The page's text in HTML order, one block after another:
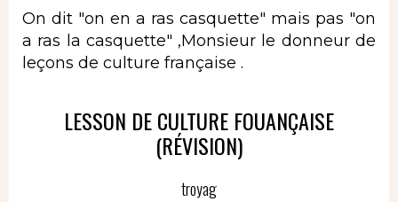
On dit "on en a ras casquette" mais pas "on
a ras la casquette" ,Monsieur le donneur de
leçons de culture française .
LESSON DE CULTURE FOUANÇAISE
(RÉVISION)
troyag